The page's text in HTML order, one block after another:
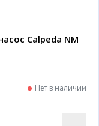
Calpeda NM
Нет в наличии